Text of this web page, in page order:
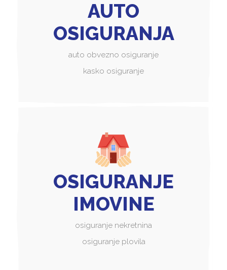
AUTO
OSIGURANJA
auto obvezno osiguranje
kasko osiguranje
OSIGURANJE
IMOVINE
osiguranje nekretnina
osiguranje plovila